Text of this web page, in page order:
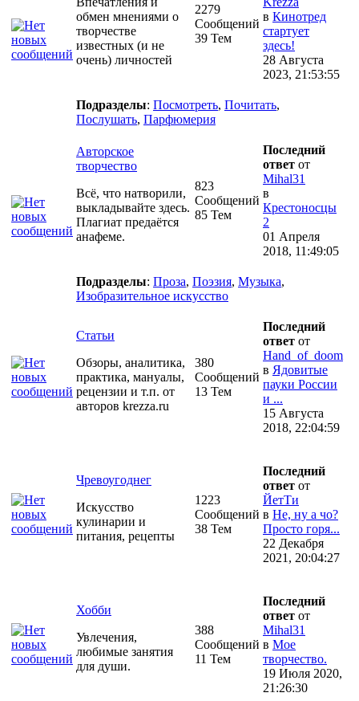
обмен мнениями о
творчестве
известных (и не
очень) личностей
2279
Сообщений
39 Тем
в Кинотред
стартует
здесь!
28 Августа
2023, 21:53:55
Подразделы: Посмотреть, Почитать,
Послушать, Парфюмерия
Авторское
творчество
Всё, что натворили,
выкладывайте здесь.
Плагиат предаётся
анафеме.
823
Сообщений
85 Тем
Последний
ответ от
Mihal31
в
Крестоносцы
2
01 Апреля
2018, 11:49:05
Подразделы: Проза, Поэзия, Музыка,
Изобразительное искусство
Статьи
Обзоры, аналитика,
практика, мануалы,
рецензии и т.п. от
авторов krezza.ru
380
Сообщений
13 Тем
Последний
ответ от
Hand_of_doom
в Ядовитые
пауки России
и ...
15 Августа
2018, 22:04:59
Чревоугоднег
Искусство
кулинарии и
питания, рецепты
1223
Сообщений
38 Тем
Последний
ответ от
ЙетТи
в Не, ну а чо?
Просто горя...
22 Декабря
2021, 20:04:27
Хобби
Увлечения,
любимые занятия
для души.
388
Сообщений
11 Тем
Последний
ответ от
Mihal31
в Мое
творчество.
19 Июля 2020,
21:26:30